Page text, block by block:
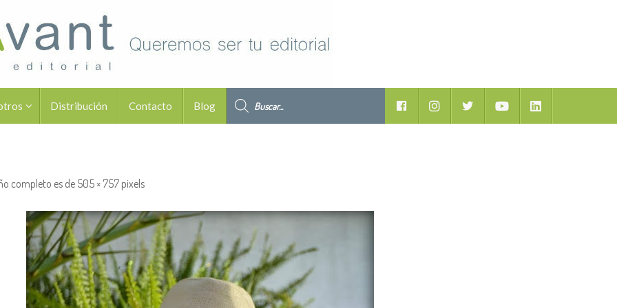
Distribución Contacto Blog
Facebook YoutubeLinkedIn
completo es de505 × 757pixels